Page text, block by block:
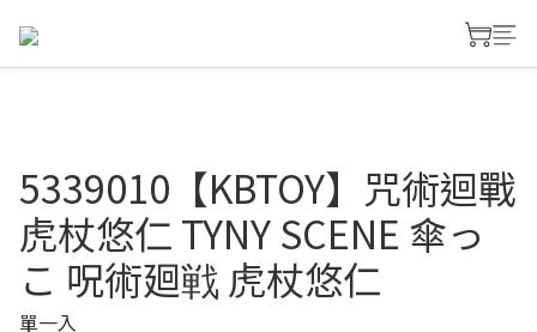
5339010【KBTOY】咒術迴戰
虎杖悠仁 TYNY SCENE 傘っ
こ 呪術廻戦 虎杖悠仁
單一入